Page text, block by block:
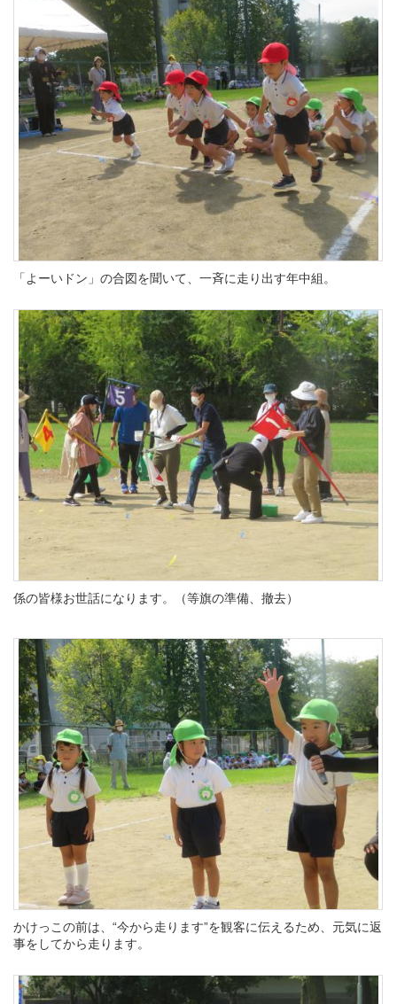
「よーいドン」の合図を聞いて、一斉に走り出す年中組。
係の皆様お世話になります。（等旗の準備、撤去）
かけっこの前は、“今から走ります”を観客に伝えるため、元気に返
事をしてから走ります。